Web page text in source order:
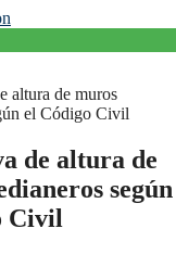
de altura de
según
Civil